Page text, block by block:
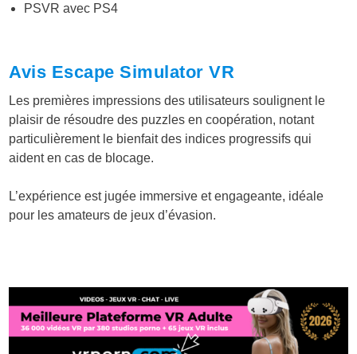
PSVR avec PS4
Avis Escape Simulator VR
Les premières impressions des utilisateurs soulignent le
plaisir de résoudre des puzzles en coopération, notant
particulièrement le bienfait des indices progressifs qui
aident en cas de blocage.
L’expérience est jugée immersive et engageante, idéale
pour les amateurs de jeux d’évasion.